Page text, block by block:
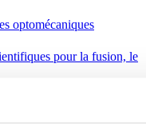
optomécaniques
pour la fusion, le